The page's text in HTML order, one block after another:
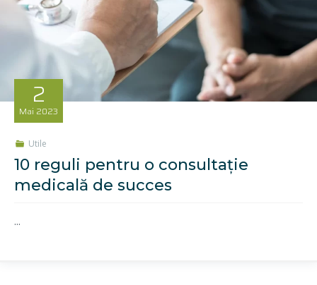
2
Mai 2023
Utile
10 reguli pentru o consultație
medicală de succes
...